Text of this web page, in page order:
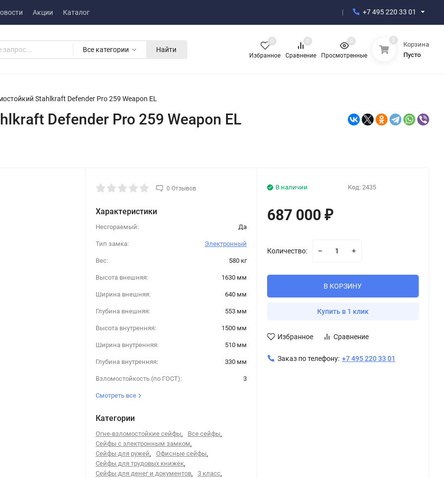
Акции Каталог +7 495 220 33 01
Все категории Найти
Избранное
0
Сравнение
0
Просмотренные
0 0
Корзина
Пусто
Stahlkraft Defender Pro 259 Weapon EL
Defender Pro 259 Weapon EL
0 Отзывов
Характеристики
Несгораемый: Да
Тип замка: Электронный
Вес: 580 кг
Высота внешняя: 1630 мм
Ширина внешняя: 640 мм
Глубина внешняя: 553 мм
Высота внутренняя: 1500 мм
Ширина внутренняя: 510 мм
Глубина внутренняя: 330 мм
Взломостойкость (по ГОСТ): 3
Смотреть все
Категории
Огне-взломостойкие сейфы, Все сейфы,
Сейфы с электронным замком,
Сейфы для ружей, Офисные сейфы,
Сейфы для трудовых книжек,
Сейфы для денег и документов, 3 класс,
В наличии Код: 2435
687 000 ₽
Количество:
В КОРЗИНУ
Купить в 1 клик
Избранное Сравнение
Заказ по телефону: +7 495 220 33 01